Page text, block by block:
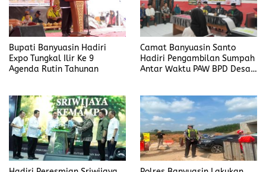
Bupati Banyuasin Hadiri
Expo Tungkal Ilir Ke 9
Agenda Rutin Tahunan
Camat Banyuasin Santo
Hadiri Pengambilan Sumpah
Antar Waktu PAW BPD Desa